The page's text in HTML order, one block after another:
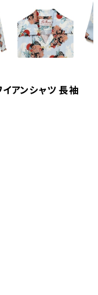
アンシャツ 長袖